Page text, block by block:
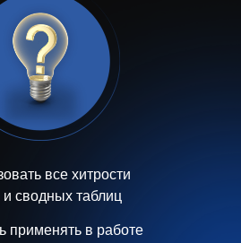
все хитрости
сводных таблиц
применять в работе